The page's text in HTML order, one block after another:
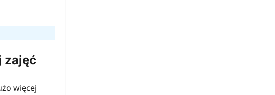
zajęć
więcej